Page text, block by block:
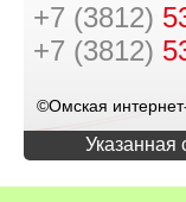
+7 (3812)
+7 (3812)
©Омская
Указанная